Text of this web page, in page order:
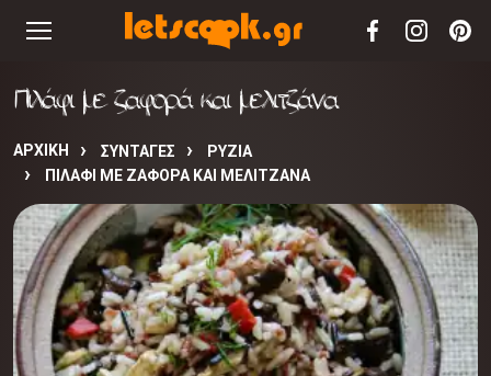
Πιλάφι με ζαφορά και μελιτζάνα
ΑΡΧΙΚΉ ΣΥΝΤΑΓΈΣ
ΡΥΖΙΑ
ΠΙΛΆΦΙ ΜΕ ΖΑΦΟΡΆ ΚΑΙ ΜΕΛΙΤΖΆΝΑ